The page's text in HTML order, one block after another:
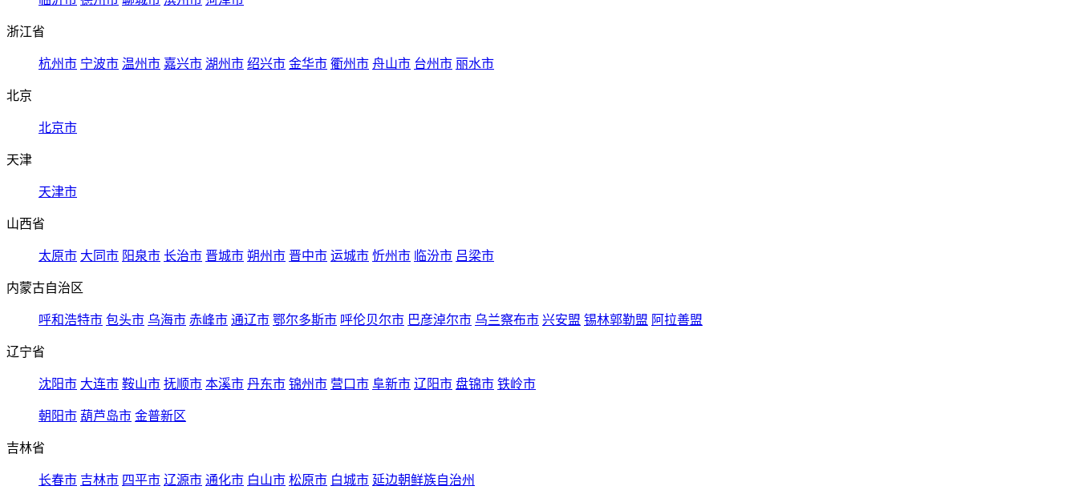
浙江省
杭州市 宁波市 温州市 嘉兴市 湖州市 绍兴市 金华市 衢州市 舟山市 台州市 丽水市
北京
北京市
天津
天津市
山西省
太原市 大同市 阳泉市 长治市 晋城市 朔州市 晋中市 运城市 忻州市 临汾市 吕梁市
内蒙古自治区
呼和浩特市 包头市 乌海市 赤峰市 通辽市 鄂尔多斯市 呼伦贝尔市 巴彦淖尔市 乌兰察布市 兴安盟 锡林郭勒盟 阿拉善盟
辽宁省
沈阳市 大连市 鞍山市 抚顺市 本溪市 丹东市 锦州市 营口市 阜新市 辽阳市 盘锦市 铁岭市
朝阳市 葫芦岛市 金普新区
吉林省
长春市 吉林市 四平市 辽源市 通化市 白山市 松原市 白城市 延边朝鲜族自治州